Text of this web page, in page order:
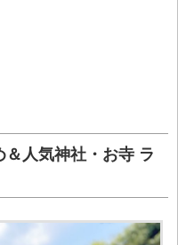
人気神社・お寺 ラ